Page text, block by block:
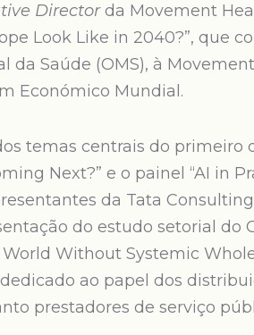
Directorda Movement
Look Like in 2040?”, que
Saúde (OMS), à
Económico Mundial.
temas centrais do primeiro
Next?” e o painel “AI in
da Tata
do estudo setorial do
Without Systemic
ao papel dos
prestadores de serviço